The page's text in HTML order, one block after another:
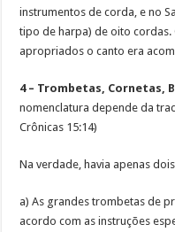
instrumentos de corda, e no
tipo de harpa) de oito cordas.
apropriados o canto era
4 – Trombetas, Cornetas,
nomenclatura depende da
Crônicas 15:14)
Na verdade, havia apenas
a) As grandes trombetas de
acordo com as instruções